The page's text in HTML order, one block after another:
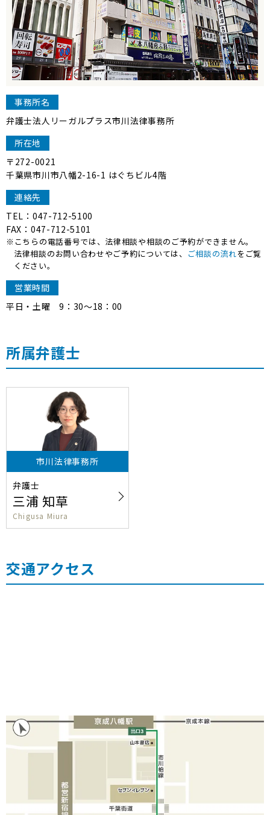
事務所名
弁護士法人リーガルプラス市川法律事務所
所在地
〒272-0021
千葉県市川市八幡2-16-1 はぐちビル4階
連絡先
TEL：047-712-5100
FAX：047-712-5101
※こちらの電話番号では、法律相談や相談のご予約ができません。
法律相談のお問い合わせやご予約については、 ご相談の流れをご覧
ください。
営業時間
平日・土曜 9：30〜18：00
所属弁護士
弁護士
三浦 知草
Chigusa Miura
市川法律事務所
交通アクセス